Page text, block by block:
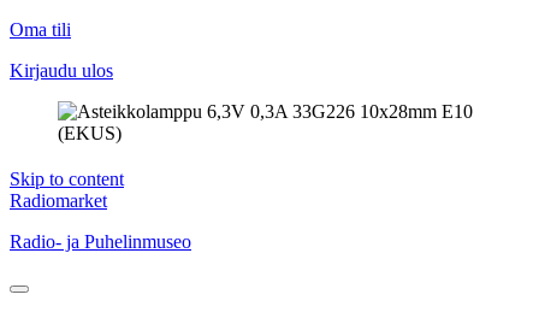
Oma tili
Kirjaudu ulos
Skip to content
Radiomarket
Radio- ja Puhelinmuseo